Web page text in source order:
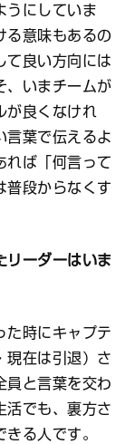
うにしていま
る意味もあるの
て良い方向には
、いまチームが
が良くなけれ
言葉で伝えるよ
れば「何言って
普段からなくす
ーダーはいま
時にキャプテ
現在は引退）さ
員と言葉を交わ
活でも、裏方さ
る人です。